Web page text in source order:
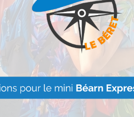
rock, et
grands
et Bob
par des